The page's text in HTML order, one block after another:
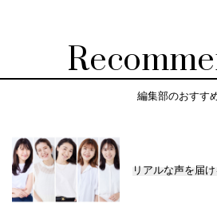
編集部のおすす
リアルな声を届